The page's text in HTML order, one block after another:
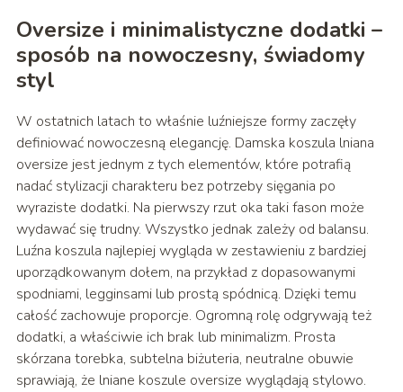
Oversize i minimalistyczne dodatki –
sposób na nowoczesny, świadomy
styl
W ostatnich latach to właśnie luźniejsze formy zaczęły
definiować nowoczesną elegancję. Damska koszula lniana
oversize jest jednym z tych elementów, które potrafią
nadać stylizacji charakteru bez potrzeby sięgania po
wyraziste dodatki. Na pierwszy rzut oka taki fason może
wydawać się trudny. Wszystko jednak zależy od balansu.
Luźna koszula najlepiej wygląda w zestawieniu z bardziej
uporządkowanym dołem, na przykład z dopasowanymi
spodniami, legginsami lub prostą spódnicą. Dzięki temu
całość zachowuje proporcje. Ogromną rolę odgrywają też
dodatki, a właściwie ich brak lub minimalizm. Prosta
skórzana torebka, subtelna biżuteria, neutralne obuwie
sprawiają, że lniane koszule oversize wyglądają stylowo.